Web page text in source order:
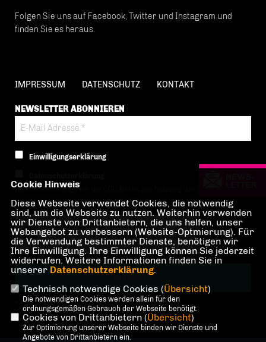
Folgen Sie uns auf Facebook, Twitter und Instagram und
finden Sie es heraus.
IMPRESSUM DATENSCHUTZ KONTAKT
NEWSLETTER ABONNIEREN
Einwilligungserklärung
Hiermit berechtige ich die CDU Berlin zur Nutzung der Daten im Sinn
der nachfolgenden Datenschutzerklärung.*
Anti-Roboter-Verifizierung
Hier klicken
Friendly Captcha ⇗
* Pflichtfeld!
Cookie Hinweis
Diese Webseite verwendet Cookies, die notwendig
sind, um die Webseite zu nutzen. Weiterhin verwenden
wir Dienste von Drittanbietern, die uns helfen, unser
Webangebot zu verbessern (Website-Optmierung). Für
die Verwendung bestimmter Dienste, benötigen wir
Ihre Einwilligung. Ihre Einwilligung können Sie jederzeit
widerrufen. Weitere Informationen finden Sie in
unserer Datenschutzerklärung.
Technisch notwendige Cookies (Übersicht)
Die notwendigen Cookies werden allein für den
ordnungsgemäßen Gebrauch der Webseite benötigt.
Cookies von Drittanbietern (Übersicht)
Zur Optimierung unserer Webseite binden wir Dienste und
Angebote von Drittanbietern ein.